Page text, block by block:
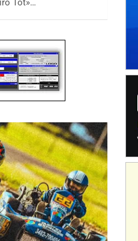
Tot»…